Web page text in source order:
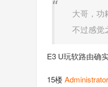
大哥，功
不过感觉
E3 U玩软路由确
15楼